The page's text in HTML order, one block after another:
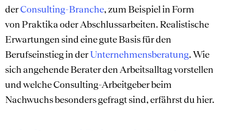
derConsulting-Branche, zum Beispiel in Form
von Praktika oder Abschlussarbeiten. Realistische
Erwartungen sind eine gute Basis für den
Berufseinstieg in derUnternehmensberatung. Wie
sich angehende Berater den Arbeitsalltag vorstellen
und welche Consulting-Arbeitgeber beim
Nachwuchs besonders gefragt sind, erfährst du hier.